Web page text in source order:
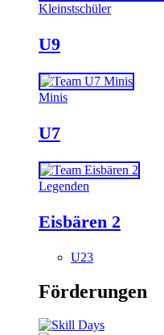
Kleinstschüler
U9
Minis
U7
Legenden
Eisbären 2
U23
Förderungen